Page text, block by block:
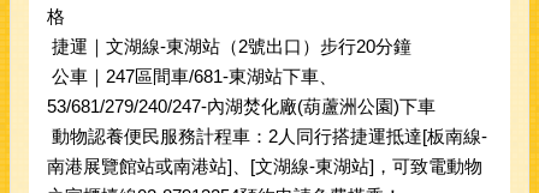
格
捷運｜文湖線-東湖站（2號出口）步行20分鐘
公車｜247區間車/681-東湖站下車、
53/681/279/240/247-內湖焚化廠(葫蘆洲公園)下車
動物認養便民服務計程車：2人同行搭捷運抵達[板南線-
南港展覽館站或南港站]、[文湖線-東湖站]，可致電動物